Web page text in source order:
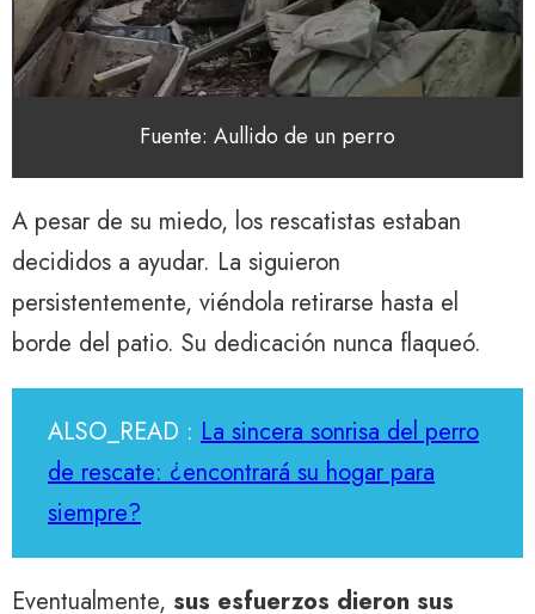
Fuente: Aullido de un perro
A pesar de su miedo, los rescatistas estaban
decididos a ayudar. La siguieron
persistentemente, viéndola retirarse hasta el
borde del patio. Su dedicación nunca flaqueó.
ALSO_READ : La sincera sonrisa del perro
de rescate: ¿encontrará su hogar para
siempre?
Eventualmente, sus esfuerzos dieron sus